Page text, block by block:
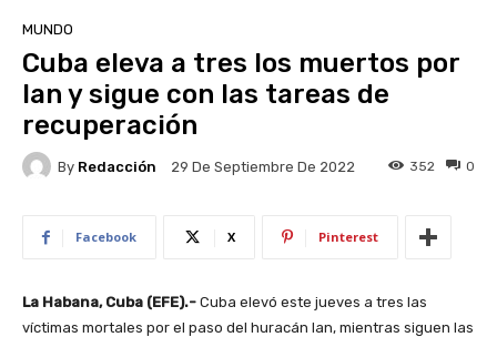
MUNDO
Cuba eleva a tres los muertos por
Ian y sigue con las tareas de
recuperación
By Redacción 29 De Septiembre De 2022 0
352
Facebook X Pinterest
La Habana, Cuba (EFE).- Cuba elevó este jueves a tres las
víctimas mortales por el paso del huracán Ian, mientras siguen las